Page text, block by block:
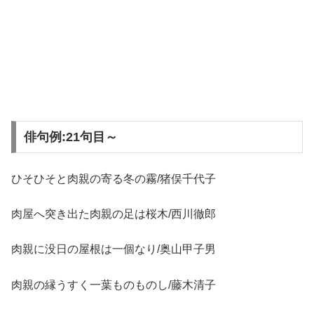
俳句例:21句目～
ひそひそと肉親の寄る冬の霧/猪俣千代子
肉屋へ突き出た肉親の足は桜木/西川徹郎
肉親に没日の屋根は一個なり/奥山甲子男
肉親の縁うすく一葉ものものし/藤木清子